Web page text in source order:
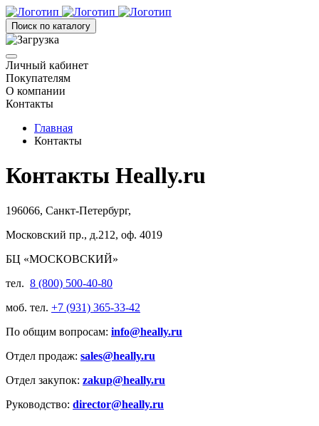
Поиск по каталогу
Личный кабинет
Покупателям
О компании
Контакты
Главная
Контакты
Контакты Heally.ru
196066, Санкт-Петербург,
Московский пр., д.212, оф. 4019
БЦ «МОСКОВСКИЙ»
тел. 8 (800) 500-40-80
моб. тел. +7 (931) 365-33-42
По общим вопросам: info@heally.ru
Отдел продаж: sales@heally.ru
Отдел закупок: zakup@heally.ru
Руководство: director@heally.ru